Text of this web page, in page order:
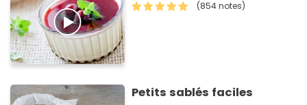
(854 notes)
Petits sablés faciles